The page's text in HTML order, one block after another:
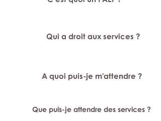
Qui a droit aux services ?
A quoi puis-je m'attendre ?
Que puis-je attendre des services ?